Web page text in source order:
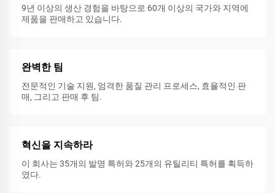
9년 이상의 생산 경험을 바탕으로 60개 이상의 국가와 지역에
제품을 판매하고 있습니다.
완벽한 팀
전문적인 기술 지원, 엄격한 품질 관리 프로세스, 효율적인 판
매, 그리고 판매 후 팀.
혁신을 지속하라
이 회사는 35개의 발명 특허와 25개의 유틸리티 특허를 획득하
였다.